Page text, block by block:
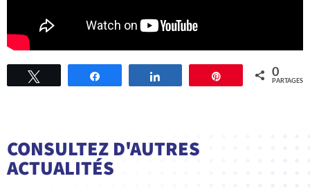
Épingle 0
PARTAGES
CONSULTEZ D'AUTRES
ACTUALITÉS